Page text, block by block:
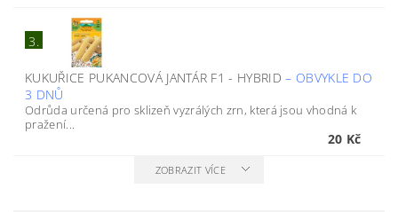
3.
KUKUŘICE PUKANCOVÁ JANTÁR F1 - HYBRID– OBVYKLE DO
3 DNŮ
Odrůda určená pro sklizeň vyzrálých zrn, která jsou vhodná k
pražení...
20 Kč
ZOBRAZIT VÍCE